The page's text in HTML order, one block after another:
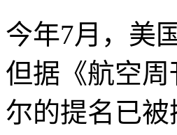
今年7月，美
但据《航空周
尔的提名已